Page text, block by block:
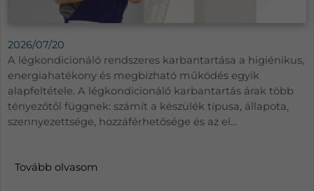
2026/07/20
A légkondicionáló rendszeres karbantartása a higiénikus,
energiahatékony és megbízható működés egyik
alapfeltétele. A légkondicionáló karbantartás árak több
tényezőtől függnek: számít a készülék típusa, állapota,
szennyezettsége, hozzáférhetősége és az el...
Tovább olvasom